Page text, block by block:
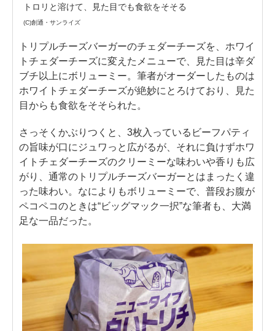
トロリと溶けて、見た目でも食欲をそそる
(C)創通・サンライズ
トリプルチーズバーガーのチェダーチーズを、ホワイ
トチェダーチーズに変えたメニューで、見た目は辛ダ
ブチ以上にボリューミー。筆者がオーダーしたものは
ホワイトチェダーチーズが絶妙にとろけており、見た
目からも食欲をそそられた。
さっそくかぶりつくと、3枚入っているビーフパティ
の旨味が口にジュワっと広がるが、それに負けずホワ
イトチェダーチーズのクリーミーな味わいや香りも広
がり、通常のトリプルチーズバーガーとはまったく違
った味わい。なによりもボリューミーで、普段お腹が
ペコペコのときは“ビッグマック一択”な筆者も、大満
足な一品だった。